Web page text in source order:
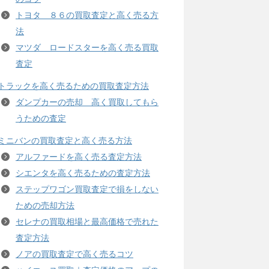
トヨタ ８６の買取査定と高く売る方
法
マツダ ロードスターを高く売る買取
査定
ラックを高く売るための買取査定方法
ダンプカーの売却 高く買取してもら
うための査定
ニバンの買取査定と高く売る方法
アルファードを高く売る査定方法
シエンタを高く売るための査定方法
ステップワゴン買取査定で損をしない
ための売却方法
セレナの買取相場と最高価格で売れた
査定方法
ノアの買取査定で高く売るコツ